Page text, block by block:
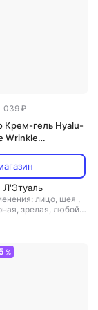
039 ₽
Крем-гель Hyalu-
Wrinkle
Л'Этуаль
лицо, шея ,
зрелая, любой
против первых
%